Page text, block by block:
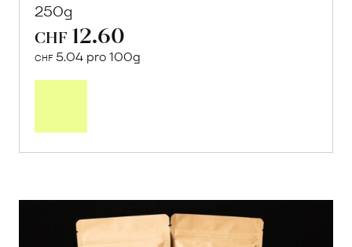
250g
CHF 12.60
CHF 5.04 pro 100g